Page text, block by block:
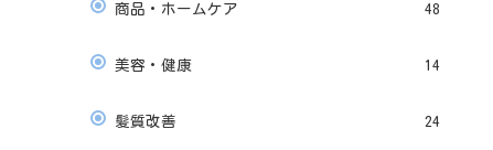
商品・ホームケア 48
美容・健康 14
髪質改善 24